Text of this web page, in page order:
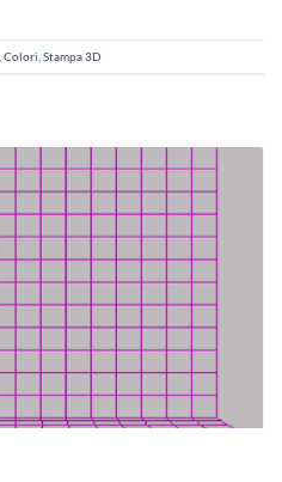
Colori Stampa 3D